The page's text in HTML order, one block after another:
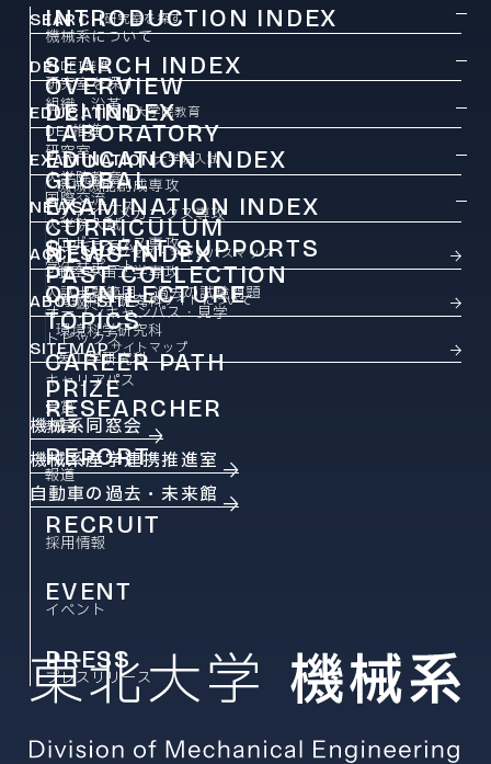
INTRODUCTION INDEX
機械系について
OVERVIEW
組織・沿革
SEARCH研究室を探す
SEARCH INDEX
研究室を探す
LABORATORY
研究室
機械機能創成専攻
ファインメカニクス専攻
ロボティクス専攻
航空宇宙工学専攻
情報科学研究科
環境科学研究科
医工学研究科
RESEARCHER
教員
DEIDEI推進
DEI INDEX
DEI推進
GLOBAL
国際交流
STUDENT SUPPORTS
学生サポート
EDUCATION大学院教育
EDUCATION INDEX
大学院教育
CURRICULUM
カリキュラム
OPEN LECTURE
オープンキャンパス・見学
CAREER PATH
キャリアパス
EXAMINATION大学院入試
EXAMINATION INDEX
大学院入試
PAST COLLECTION
入試出題範囲・過去の試験問題
NEWSニュース
NEWS INDEX
ニュース
TOPICS
トピックス
PRIZE
受賞
REPORT
報道
RECRUIT
採用情報
EVENT
イベント
PRESS
プレスリリース
ACCESSアクセス・キャンパスマップ
ABOUT SITEこのサイトについて
SITEMAPサイトマップ
機械系同窓会
機械系産学連携推進室
自動車の過去・未来館